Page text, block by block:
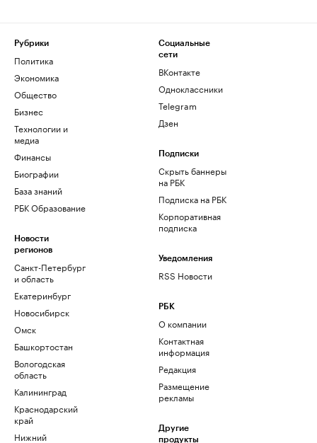
Рубрики
Политика
Экономика
Общество
Бизнес
Технологии и
медиа
Финансы
Биографии
База знаний
РБК Образование
Новости
регионов
Санкт-Петербург
и область
Екатеринбург
Новосибирск
Омск
Башкортостан
Вологодская
область
Калининград
Краснодарский
край
Нижний
Социальные
сети
ВКонтакте
Одноклассники
Telegram
Дзен
Подписки
Скрыть баннеры
на РБК
Подписка на РБК
Корпоративная
подписка
Уведомления
RSS Новости
РБК
О компании
Контактная
информация
Редакция
Размещение
рекламы
Другие
продукты